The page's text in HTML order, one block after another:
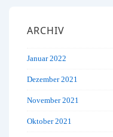
ARCHIV
Januar 2022
Dezember 2021
November 2021
Oktober 2021